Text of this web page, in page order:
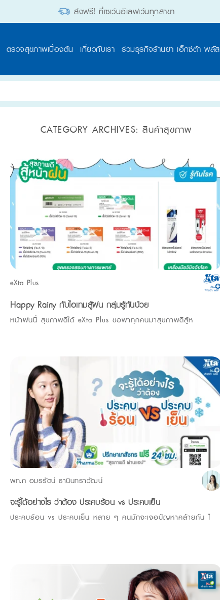
ส่งฟรี! ที่เซเว่นอีเลฟเว่นทุกสาขา
ตรวจสุขภาพเบื้องต้น เกี่ยวกับเรา ร่วมธุรกิจร้านยา เอ็กซ์ต้า พลัส
CATEGORY ARCHIVES:สินค้าสุขภาพ
eXta Plus
Happy Rainy กับไอเทมสู้ฝน กลุ่มรู้ทันป่วย
หน้าฝนนี้ สุขภาพดีได้ eXta Plus ขอพาทุกคนมาสุขภาพดีสู้ห
พท.ภ อมรรัตน์ ธานินทราวัฒน์
จะรู้ได้อย่างไร ว่าต้อง ประคบร้อน vs ประคบเย็น
ประคบร้อน vs ประคบเย็น หลาย ๆ คนมักจะเจอปัญหาคล้ายกัน ไ